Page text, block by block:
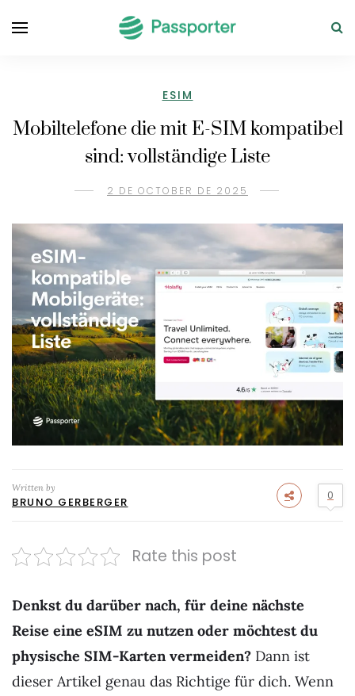
ESIM
Mobiltelefone die mit E-SIM kompatibel
sind: vollständige Liste
2 DE OCTOBER DE 2025
Written by
BRUNO GERBERGER 0
Rate this post
Denkst du darüber nach, für deine nächste
Reise eine eSIM zu nutzen oder möchtest du
physische SIM-Karten vermeiden? Dann ist
dieser Artikel genau das Richtige für dich. Wenn